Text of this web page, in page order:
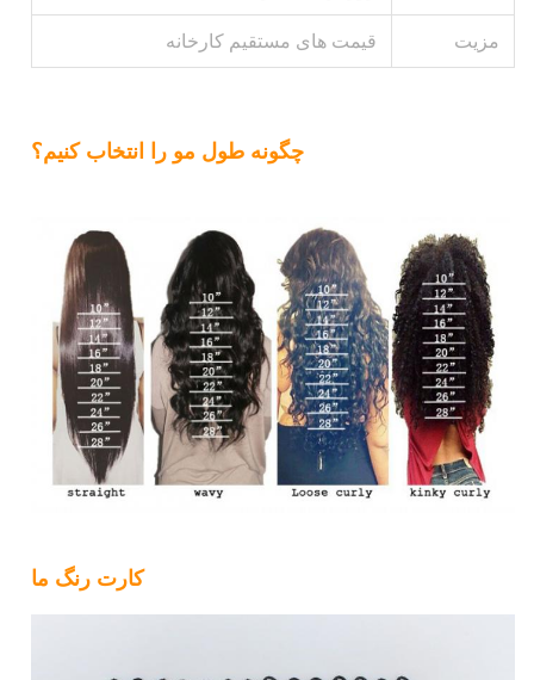
مزیت قیمت های مستقیم کارخانه
چگونه طول مو را انتخاب کنیم؟
کارت رنگ ما